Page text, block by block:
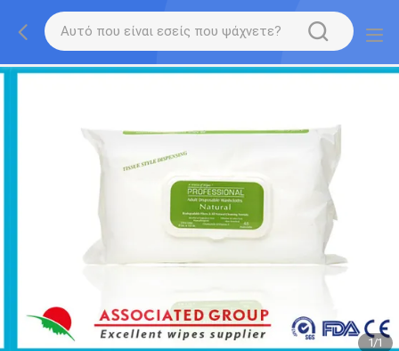
1/1